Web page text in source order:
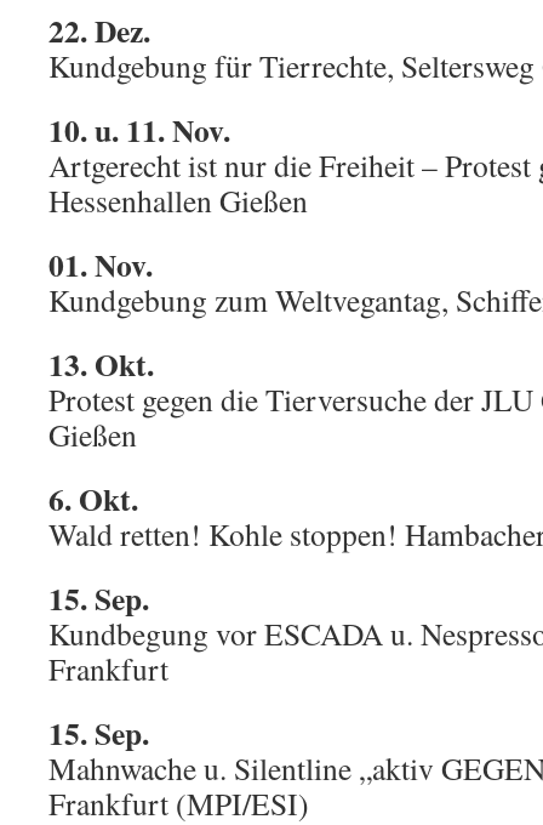
22. Dez.
Kundgebung für Tierrechte, Seltersweg
10. u. 11. Nov.
Artgerecht ist nur die Freiheit –
Hessenhallen Gießen
01. Nov.
Kundgebung zum Weltvegantag,
13. Okt.
Protest gegen die Tierversuche der
Gießen
6. Okt.
Wald retten! Kohle stoppen!
15. Sep.
Kundbegung vor ESCADA u.
Frankfurt
15. Sep.
Mahnwache u. Silentline „aktiv
Frankfurt (MPI/ESI)